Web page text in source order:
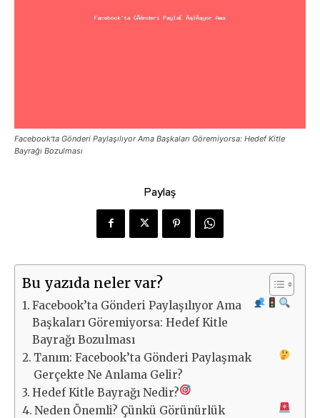
Facebook'ta Gönderi Paylaşılıyor Ama Başkaları Göremiyorsa: Hedef Kitle
Bayrağı Bozulması
Paylaş
Bu yazıda neler var?
Facebook’ta Gönderi Paylaşılıyor Ama
Başkaları Göremiyorsa: Hedef Kitle
Bayrağı Bozulması
Tanım: Facebook’ta Gönderi Paylaşmak
Gerçekte Ne Anlama Gelir?
Hedef Kitle Bayrağı Nedir?
Neden Önemli? Çünkü Görünürlük